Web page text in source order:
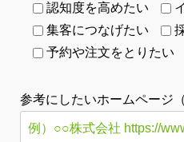
認知度を高めたい
集客につなげたい
予約や注文をとりたい
参考にしたいホームページ